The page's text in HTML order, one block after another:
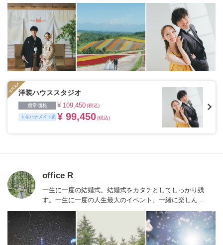
を添える“最高のウェディングフォト”のお手伝いをさせ
ていただきます。
1枚の写真のチカラを信じて
洋装ハウススタジオ
通常価格 ¥ 109,450(税込)
トキハナメイト割 ¥ 99,450(税込)
office R
一生に一度の結婚式。結婚式をカタチとしてしっかり残
す。 一生に一度の人生最大のイベント、一緒に楽しんで
一緒に笑って一緒に作りあげて、寄り添って、そんな空
気で撮影します。
結婚式は「ライブ」が大事。